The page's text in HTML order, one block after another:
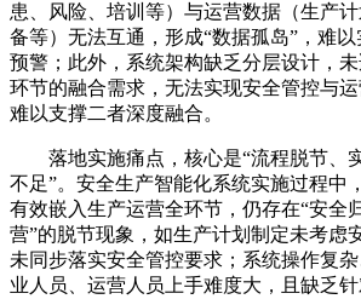
患、风险、培训等）与运营数据（生产
备等）无法互通，形成“数据孤岛”，难
预警；此外，系统架构缺乏分层设计，
环节的融合需求，无法实现安全管控与运
难以支撑二者深度融合。
落地实施痛点，核心是“流程脱节、
不足”。安全生产智能化系统实施过程中
有效嵌入生产运营全环节，仍存在“安全
营”的脱节现象，如生产计划制定未考虑
未同步落实安全管控要求；系统操作复
业人员、运营人员上手难度大，且缺乏